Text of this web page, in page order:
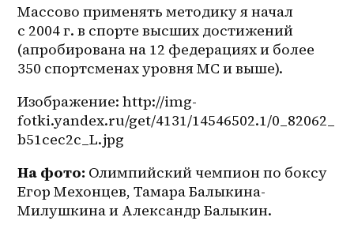
Массово применять методику я начал
с 2004 г. в спорте высших достижений
(апробирована на 12 федерациях и более
350 спортсменах уровня МС и выше).
Изображение: http://img-
fotki.yandex.ru/get/4131/14546502.1/0_82062_
b51cec2c_L.jpg
На фото: Олимпийский чемпион по боксу
Егор Мехонцев, Тамара Балыкина-
Милушкина и Александр Балыкин.